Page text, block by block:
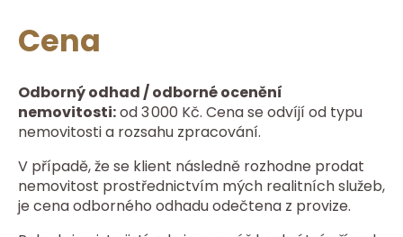
Cena
Odborný odhad / odborné ocenění
nemovitosti:od 3 000 Kč. Cena se odvíjí od typu
nemovitosti a rozsahu zpracování.
V případě, že se klient následně rozhodne prodat
nemovitost prostřednictvím mých realitních služeb,
je cena odborného odhadu odečtena z provize.